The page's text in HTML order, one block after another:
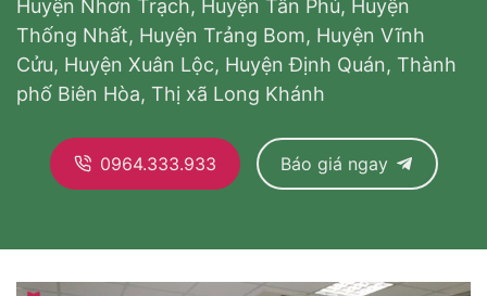
Huyện Nhơn Trạch, Huyện Tân Phú, Huyện
Thống Nhất, Huyện Trảng Bom, Huyện Vĩnh
Cửu, Huyện Xuân Lộc, Huyện Định Quán, Thành
phố Biên Hòa, Thị xã Long Khánh
0964.333.933 Báo giá ngay